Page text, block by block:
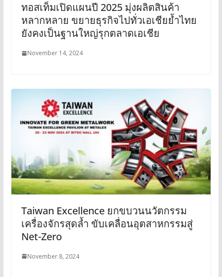
ทอสเท็มเปิดแผนปี 2025 มุ่งผลิตสินค้า
หลากหลาย ขยายธุรกิจไปทั่วเอเชียย้ำไทย
ยังคงเป็นฐานใหญ่รุกตลาดเอเชีย
November 14, 2024
Taiwan Excellence ยกขบวนนวัตกรรม
เครื่องจักรสุดล้ำ ขับเคลื่อนอุตสาหกรรมสู่
Net-Zero
November 8, 2024